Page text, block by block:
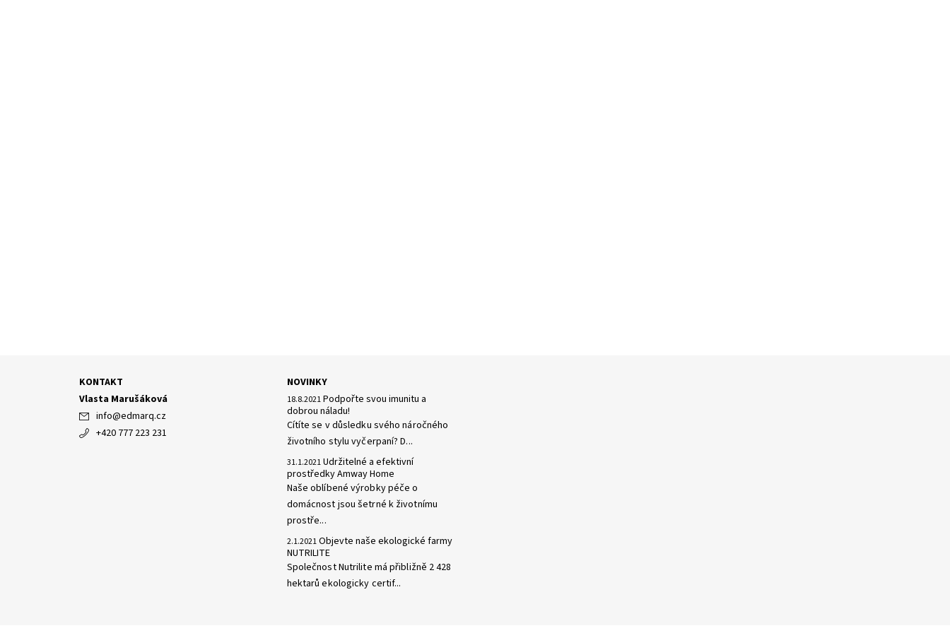
KONTAKT
Vlasta Marušáková
info@edmarq.cz
+420 777 223 231
NOVINKY
18.8.2021Podpořte svou imunitu a
dobrou náladu!
Cítíte se v důsledku svého náročného
životního stylu vyčerpaní? D...
31.1.2021Udržitelné a efektivní
prostředky Amway Home
Naše oblíbené výrobky péče o
domácnost jsou šetrné k životnímu
prostře...
2.1.2021Objevte naše ekologické farmy
NUTRILITE
Společnost Nutrilite má přibližně 2 428
hektarů ekologicky certif...